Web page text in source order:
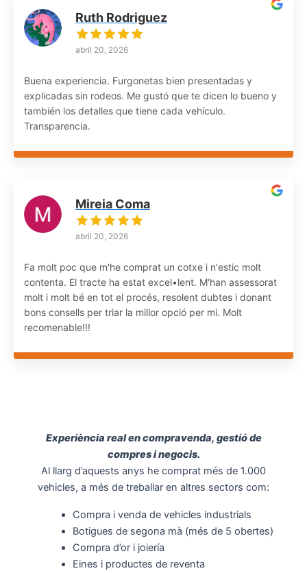
Ruth Rodriguez
abril 20, 2026
Buena experiencia. Furgonetas bien presentadas y
explicadas sin rodeos. Me gustó que te dicen lo bueno y
también los detalles que tiene cada vehículo.
Transparencia.
Mireia Coma
abril 20, 2026
Fa molt poc que m'he comprat un cotxe i n'estic molt
contenta. El tracte ha estat excel•lent. M'han assessorat
molt i molt bé en tot el procés, resolent dubtes i donant
bons consells per triar la millor opció per mi. Molt
recomenable!!!
Experiència real en compravenda, gestió de
compres i negocis.
Al llarg d’aquests anys he comprat més de 1.000
vehicles, a més de treballar en altres sectors com:
Compra i venda de vehicles industrials
Botigues de segona mà (més de 5 obertes)
Compra d’or i joiería
Eines i productes de reventa